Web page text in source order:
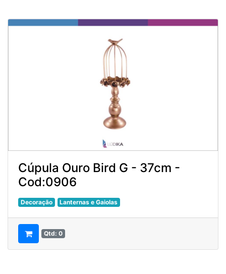
Cúpula Ouro Bird G - 37cm -
Cod:0906
Decoração Lanternas e Gaiolas
Qtd: 0